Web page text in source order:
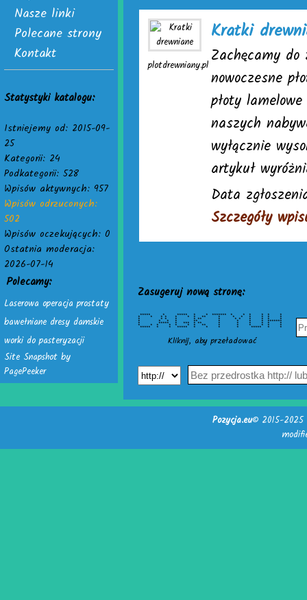
Nasze linki
Polecane strony
Kontakt
Statystyki katalogu:
Istniejemy od: 2015-09-
25
Kategorii: 24
Podkategorii: 528
Wpisów aktywnych: 957
Wpisów odrzuconych:
502
Wpisów oczekujących: 0
Ostatnia moderacja:
2026-07-14
Polecamy:
Laserowa operacja prostaty
bawełniane dresy damskie
worki do pasteryzacji
Site Snapshot by
PagePeeker
plotdrewniany.pl
Kratki
Zachęcamy
nowoczesne
płoty
naszych
wyłącznie
artykuł
Data
Szczegóły
Zasugeruj nową stronę:
***** * ***** * * ******* * * * * * *
* * * * * * * ** * * * * * * *
* * * * * ** * * * * * * *
* * * * ** * * * * *******
* ***** * *** * ** * * * * * *
* * * * * * * ** * * * * * *
***** * * ***** * * * * ***** * *
Kliknij, aby przeładować
Pozycja.eu© 2015-